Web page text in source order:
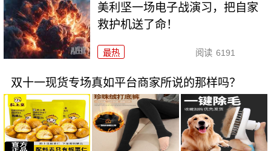
美利坚一场电子战演习，把自家
救护机送了命！
最热 阅读 6191
双十一现货专场真如平台商家所说的那样吗？